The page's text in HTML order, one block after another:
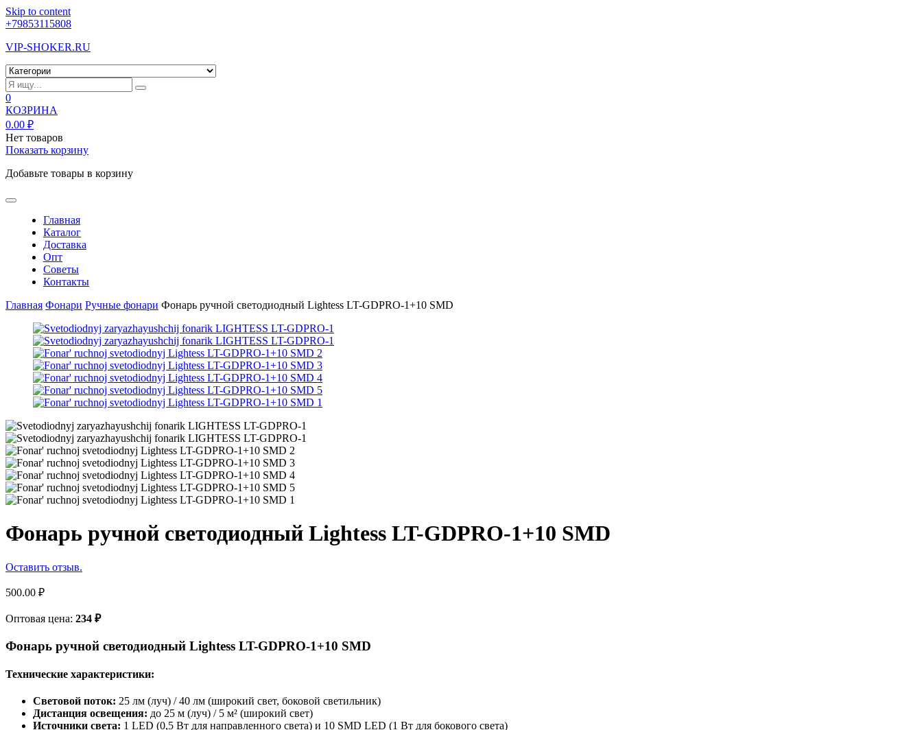
Skip to content
+79853115808
VIP-SHOKER.RU
0
КОЗРИНА
0.00 ₽
Нет товаров
Показать корзину
Добавьте товары в корзину
Главная
Каталог
Доставка
Опт
Советы
Контакты
Главная Фонари Ручные фонари Фонарь ручной светодиодный Lightess LT-GDPRO-1+10 SMD
Фонарь ручной светодиодный Lightess LT-GDPRO-1+10 SMD
Оставить отзыв.
500.00 ₽
Оптовая цена: 234 ₽
Фонарь ручной светодиодный Lightess LT-GDPRO-1+10 SMD
Технические характеристики:
Световой поток: 25 лм (луч) / 40 лм (широкий свет, боковой светильник)
Дистанция освещения: до 25 м (луч) / 5 м² (широкий свет)
Источники света: 1 LED (0,5 Вт для направленного света) и 10 SMD LED (1 Вт для бокового света)